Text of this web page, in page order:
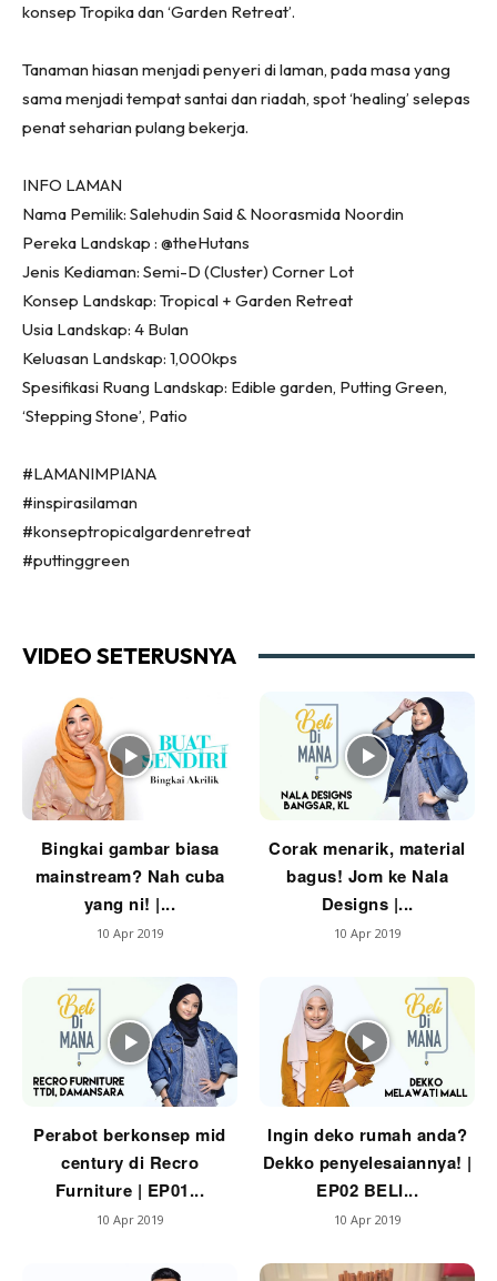
Hotel
Hartanah
Video
Beli Di Mana
Buat Sendiri
Ilham Impiana
Ilham Impiana 360
Ilham Impiana Inspirasi Selebriti
Impiana TV
Casa Impiana
Sembang Laman
Tip Impiana
konsep Tropika dan ‘Garden Retreat’.
Tanaman hiasan menjadi penyeri di laman, pada masa yang
sama menjadi tempat santai dan riadah, spot ‘healing’ selepas
penat seharian pulang bekerja.
INFO LAMAN
Nama Pemilik: Salehudin Said & Noorasmida Noordin
Pereka Landskap : @theHutans
Jenis Kediaman: Semi-D (Cluster) Corner Lot
Konsep Landskap: Tropical + Garden Retreat
Usia Landskap: 4 Bulan
Keluasan Landskap: 1,000kps
Spesifikasi Ruang Landskap: Edible garden, Putting Green,
‘Stepping Stone’, Patio
#LAMANIMPIANA
#inspirasilaman
#konseptropicalgardenretreat
#puttinggreen
VIDEO SETERUSNYA
Bingkai gambar biasa
mainstream? Nah cuba
yang ni! |...
10 Apr 2019
Corak menarik, material
bagus! Jom ke Nala
Designs |...
10 Apr 2019
Perabot berkonsep mid
century di Recro
Furniture | EP01...
10 Apr 2019
Ingin deko rumah anda?
Dekko penyelesaiannya! |
EP02 BELI...
10 Apr 2019